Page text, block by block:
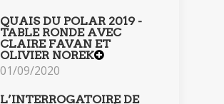
QUAIS DU POLAR 2019 -
TABLE RONDE AVEC
CLAIRE FAVAN ET
OLIVIER NOREK
01/09/2020
L’INTERROGATOIRE DE